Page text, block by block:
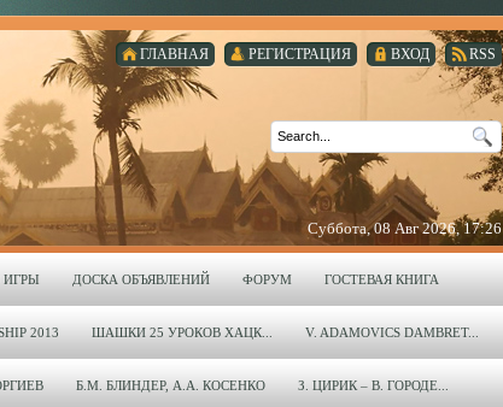
RSS
ВХОД
РЕГИСТРАЦИЯ
ГЛАВНАЯ
Суббота, 08 Авг 2026, 17:26
ДОСКА ОБЪЯВЛЕНИЙ ФОРУМ ГОСТЕВАЯ КНИГА
2013 ШАШКИ 25 УРОКОВ ХАЦК... V. ADAMOVICS DAMBRET...
Б.М. БЛИНДЕР, А.А. КОСЕНКО З. ЦИРИК – В. ГОРОДЕ...